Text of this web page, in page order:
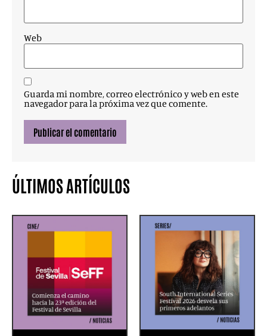
Web
Guarda mi nombre, correo electrónico y web en este
navegador para la próxima vez que comente.
ÚLTIMOS ARTÍCULOS